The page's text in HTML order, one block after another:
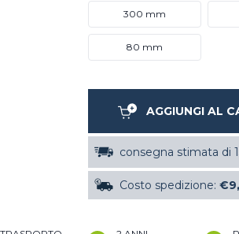
300 mm
80 mm
AGGIUNGI AL
consegna stimata di
Costo spedizione: